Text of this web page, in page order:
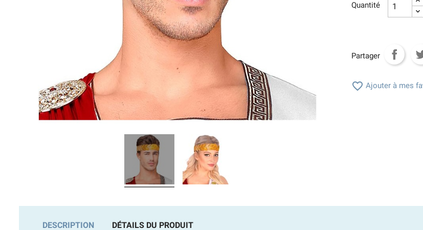
Quantité
Partager
 Ajouter à mes
DESCRIPTION DÉTAILS DU PRODUIT